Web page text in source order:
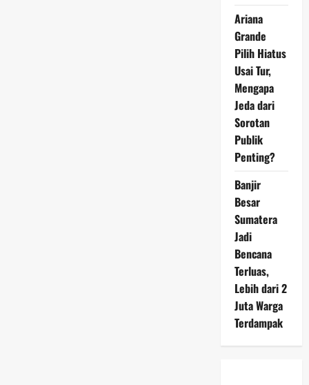
Ariana
Grande
Pilih Hiatus
Usai Tur,
Mengapa
Jeda dari
Sorotan
Publik
Penting?
Banjir
Besar
Sumatera
Jadi
Bencana
Terluas,
Lebih dari 2
Juta Warga
Terdampak